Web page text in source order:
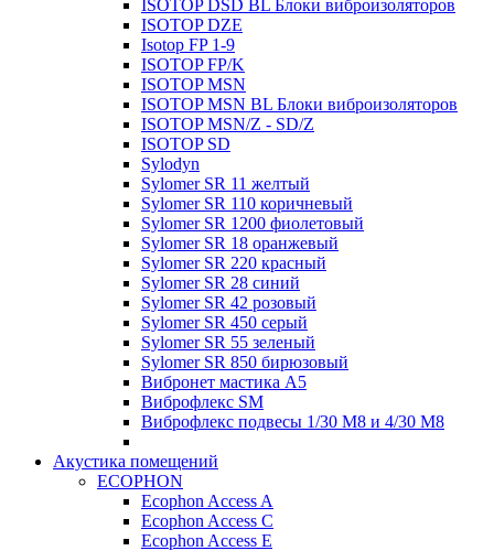
ISOTOP DSD BL Блоки виброизоляторов
ISOTOP DZE
Isotop FP 1-9
ISOTOP FP/K
ISOTOP MSN
ISOTOP MSN BL Блоки виброизоляторов
ISOTOP MSN/Z - SD/Z
ISOTOP SD
Sylodyn
Sylomer SR 11 желтый
Sylomer SR 110 коричневый
Sylomer SR 1200 фиолетовый
Sylomer SR 18 оранжевый
Sylomer SR 220 красный
Sylomer SR 28 синий
Sylomer SR 42 розовый
Sylomer SR 450 серый
Sylomer SR 55 зеленый
Sylomer SR 850 бирюзовый
Вибронет мастика А5
Виброфлекс SM
Виброфлекс подвесы 1/30 М8 и 4/30 М8
Акустика помещений
ECOPHON
Ecophon Access A
Ecophon Access C
Ecophon Access E